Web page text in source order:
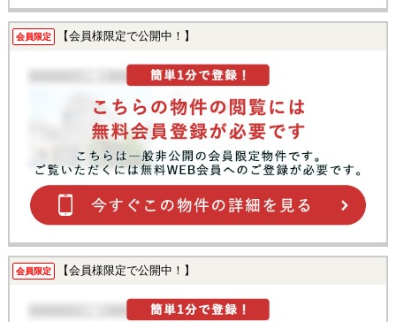
会員限定 【会員様限定で公開中！】
会員限定 【会員様限定で公開中！】